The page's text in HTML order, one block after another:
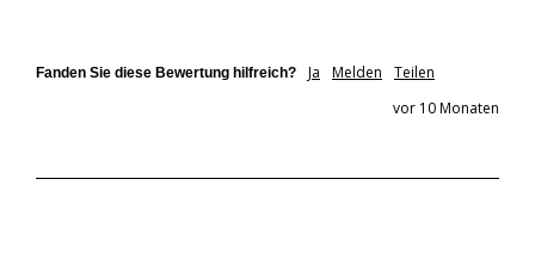
Fanden Sie diese Bewertung hilfreich? Ja Melden
Teilen
vor 10 Monaten